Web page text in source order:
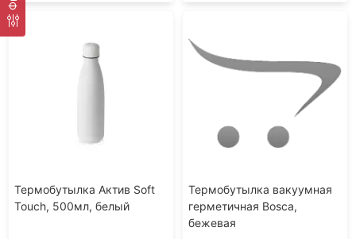
Термобутылка Актив Soft
Touch, 500мл, белый
Термобутылка вакуумная
герметичная Bosca,
бежевая